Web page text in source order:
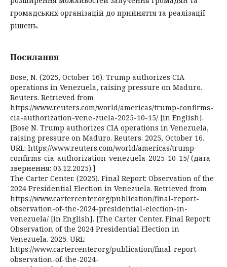
громадських організацій до прийняття та реалізації
рішень.
Посилання
Bose, N. (2025, October 16). Trump authorizes CIA
operations in Venezuela, raising pressure on Maduro.
Reuters. Retrieved from
https://www.reuters.com/world/americas/trump-confirms-
cia-authorization-vene-zuela-2025-10-15/ [in English].
[Bose N. Trump authorizes CIA operations in Venezuela,
raising pressure on Maduro. Reuters. 2025, October 16.
URL: https://www.reuters.com/world/americas/trump-
confirms-cia-authorization-venezuela-2025-10-15/ (дата
звернення: 03.12.2025).]
The Carter Center. (2025). Final Report: Observation of the
2024 Presidential Election in Venezuela. Retrieved from
https://www.cartercenter.org/publication/final-report-
observation-of-the-2024-presidential-election-in-
venezuela/ [in English]. [The Carter Center. Final Report:
Observation of the 2024 Presidential Election in
Venezuela. 2025. URL:
https://www.cartercenter.org/publication/final-report-
observation-of-the-2024-